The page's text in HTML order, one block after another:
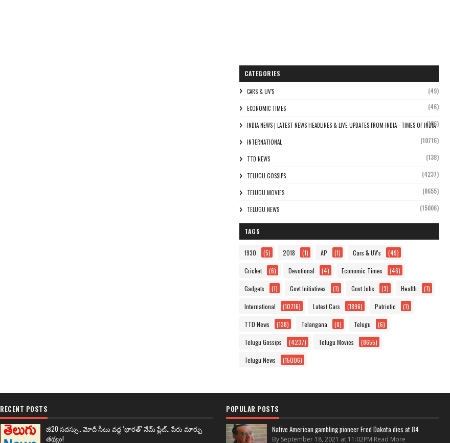
CATEGORIES
CARS & UV'S (49)
ECONOMIC TIMES (46)
INDIA NEWS | LATEST NEWS HEADLINES & LIVE UPDATES FROM INDIA - TIMES OF INDIA
(106)
INTERNATIONAL (10716)
TTD NEWS (138)
TELUGU GOSSIPS (4237)
TELUGU MOVIES (8655)
TELUGU NEWS (15006)
TAGS
1930 (5) 2018 (1) AP (1) Cars & UV's (49)
Cricket (6) Devotional (4) Economic Times (46)
Gadgets (1) Govt Initiatives (1) Govt Jobs (3) Health (1)
International (10716) Latest Cars (1896) Patriotic (1)
TTD News (138) Telangana (8) Telugu (6)
Telugu Gossips (4237) Telugu Movies (8655)
Telugu News (15006)
RECENT POSTS
జీ20 సదస్సు.. మోదీ సీటు వద్ద ‘భారత్’ నేమ్ ప్లేట్‌.. పేరు మార్పు
తథ్యం!
POPULAR POSTS
Native American gambling pioneer Fred Dakota dies at 84
By September 18, 2021 at 11:02PM Read More